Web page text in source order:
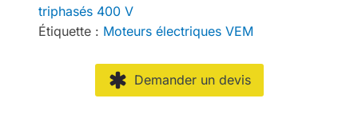
triphasés 400 V
Étiquette : Moteurs électriques VEM
Demander un devis